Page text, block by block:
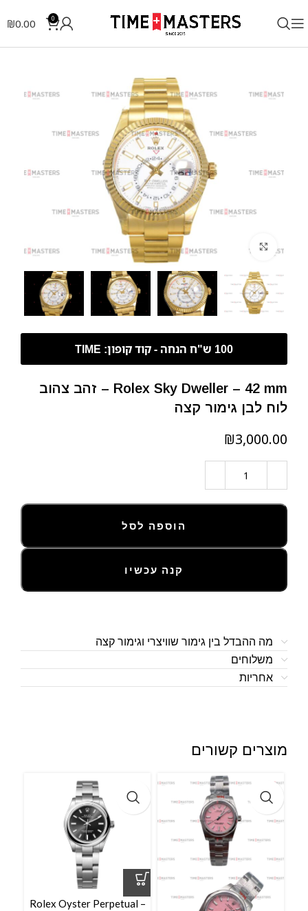
0
₪0.00
לחצו להגדלה
Rolex Sky Dweller – 42 mm – זהב צהוב
לוח לבן גימור קצה
₪
הוספה לסל
קנה עכשיו
מה ההבדל בין גימור שוויצרי וגימור קצה
משלוחים
אחריות
מוצרים קשורים
Rolex Oyster Perpetual –